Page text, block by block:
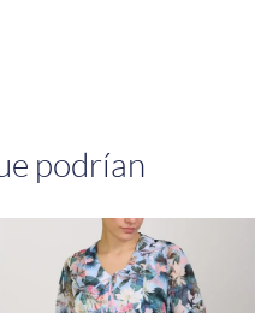
podrían